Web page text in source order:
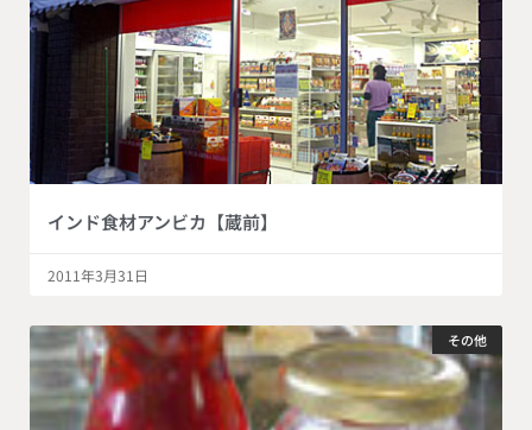
インド食材アンビカ【蔵前】
2011年3月31日
その他